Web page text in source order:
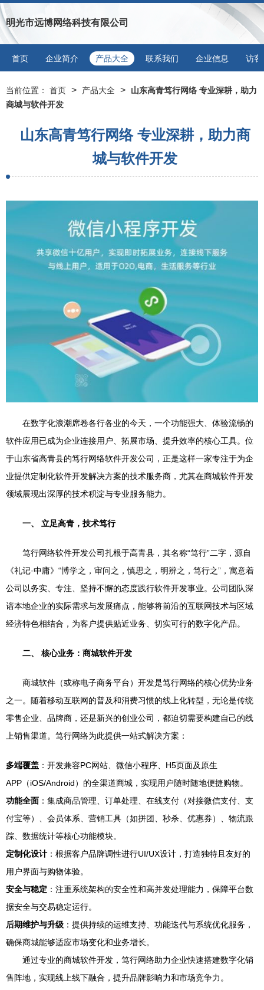
明光市远博网络科技有限公司
首页 企业简介 产品大全 联系我们 企业信息 访客
当前位置： 首页 > 产品大全 >
山东高青笃行网络 专业深耕，助力
商城与软件开发
山东高青笃行网络 专业深耕，助力商
城与软件开发
在数字化浪潮席卷各行各业的今天，一个功能强大、体验流畅的
软件应用已成为企业连接用户、拓展市场、提升效率的核心工具。位
于山东省高青县的笃行网络软件开发公司，正是这样一家专注于为企
业提供定制化软件开发解决方案的技术服务商，尤其在商城软件开发
领域展现出深厚的技术积淀与专业服务能力。
一、 立足高青，技术笃行
笃行网络软件开发公司扎根于高青县，其名称“笃行”二字，源自
《礼记·中庸》“博学之，审问之，慎思之，明辨之，笃行之”，寓意着
公司以务实、专注、坚持不懈的态度践行软件开发事业。公司团队深
谙本地企业的实际需求与发展痛点，能够将前沿的互联网技术与区域
经济特色相结合，为客户提供贴近业务、切实可行的数字化产品。
二、 核心业务：商城软件开发
商城软件（或称电子商务平台）开发是笃行网络的核心优势业务
之一。随着移动互联网的普及和消费习惯的线上化转型，无论是传统
零售企业、品牌商，还是新兴的创业公司，都迫切需要构建自己的线
上销售渠道。笃行网络为此提供一站式解决方案：
多端覆盖 ：开发兼容PC网站、微信小程序、H5页面及原生
APP（iOS/Android）的全渠道商城，实现用户随时随地便捷购物。
功能全面 ：集成商品管理、订单处理、在线支付（对接微信支付、支
付宝等）、会员体系、营销工具（如拼团、秒杀、优惠券）、物流跟
踪、数据统计等核心功能模块。
定制化设计 ：根据客户品牌调性进行UI/UX设计，打造独特且友好的
用户界面与购物体验。
安全与稳定 ：注重系统架构的安全性和高并发处理能力，保障平台数
据安全与交易稳定运行。
后期维护与升级 ：提供持续的运维支持、功能迭代与系统优化服务，
确保商城能够适应市场变化和业务增长。
通过专业的商城软件开发，笃行网络助力企业快速搭建数字化销
售阵地，实现线上线下融合，提升品牌影响力和市场竞争力。